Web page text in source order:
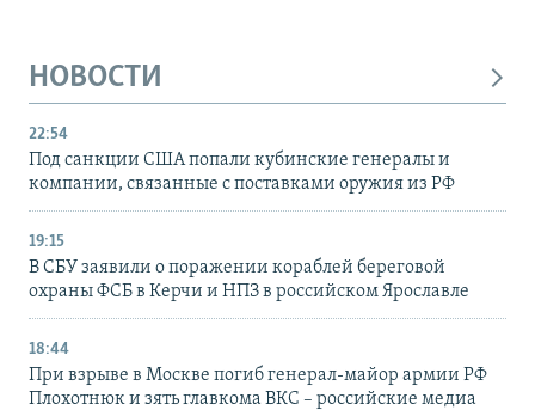
НОВОСТИ
22:54
Под санкции США попали кубинские генералы и
компании, связанные с поставками оружия из РФ
19:15
В СБУ заявили о поражении кораблей береговой
охраны ФСБ в Керчи и НПЗ в российском Ярославле
18:44
При взрыве в Москве погиб генерал-майор армии РФ
Плохотнюк и зять главкома ВКС – российские медиа